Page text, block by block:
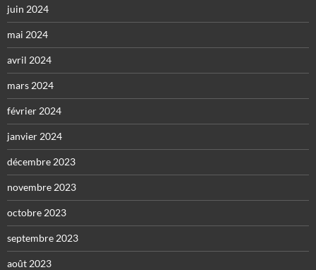
juin 2024
mai 2024
avril 2024
mars 2024
février 2024
janvier 2024
décembre 2023
novembre 2023
octobre 2023
septembre 2023
août 2023